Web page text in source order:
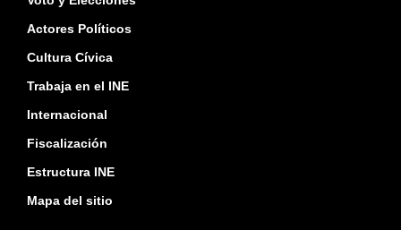
Actores Políticos
Cultura Cívica
Trabaja en el INE
Internacional
Fiscalización
Estructura INE
Mapa del sitio